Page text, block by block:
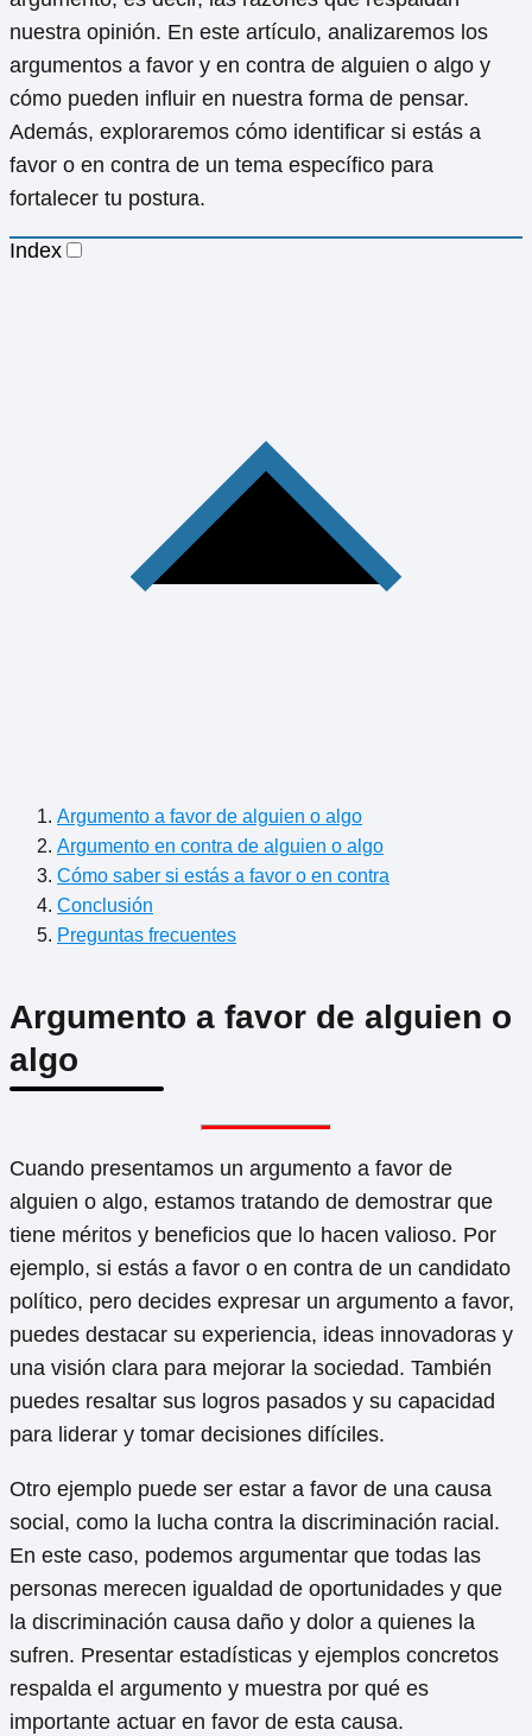
nuestra opinión. En este artículo, analizaremos los
argumentos a favor y en contra de alguien o algo y
cómo pueden influir en nuestra forma de pensar.
Además, exploraremos cómo identificar si estás a
favor o en contra de un tema específico para
fortalecer tu postura.
Index
Argumento a favor de alguien o algo
Argumento en contra de alguien o algo
Cómo saber si estás a favor o en contra
Conclusión
Preguntas frecuentes
Argumento a favor de alguien o
algo
Cuando presentamos un argumento a favor de
alguien o algo, estamos tratando de demostrar que
tiene méritos y beneficios que lo hacen valioso. Por
ejemplo, si estás a favor o en contra de un candidato
político, pero decides expresar un argumento a favor,
puedes destacar su experiencia, ideas innovadoras y
una visión clara para mejorar la sociedad. También
puedes resaltar sus logros pasados y su capacidad
para liderar y tomar decisiones difíciles.
Otro ejemplo puede ser estar a favor de una causa
social, como la lucha contra la discriminación racial.
En este caso, podemos argumentar que todas las
personas merecen igualdad de oportunidades y que
la discriminación causa daño y dolor a quienes la
sufren. Presentar estadísticas y ejemplos concretos
respalda el argumento y muestra por qué es
importante actuar en favor de esta causa.